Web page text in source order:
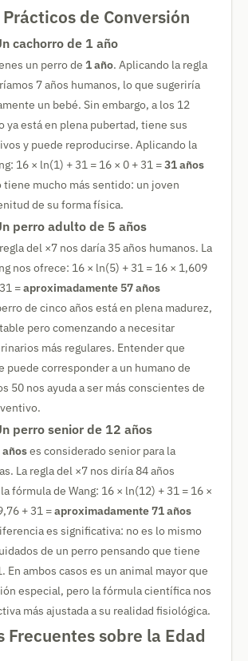
de Conversión
cachorro de 1 año
un perro de 1 año. Aplicando la regla
7 años humanos, lo que sugeriría
un bebé. Sin embargo, a los 12
ya está en plena pubertad, tiene sus
y puede reproducirse. Aplicando la
16 × ln(1) + 31 = 16 × 0 + 31 =31 años
tiene mucho más sentido: un joven
de su forma física.
perro adulto de 5 años
del ×7 nos daría 35 años humanos. La
nos ofrece: 16 × ln(5) + 31 = 16 × 1,609
=aproximadamente 57 años
de cinco años está en plena madurez,
pero comenzando a necesitar
más regulares. Entender que
puede corresponder a un humano de
50 nos ayuda a ser más conscientes de
perro senior de 12 años
añoses considerado senior para la
La regla del ×7 nos diría 84 años
fórmula de Wang: 16 × ln(12) + 31 = 16 ×
+ 31 =aproximadamente 71 años
es significativa: no es lo mismo
de un perro pensando que tiene
En ambos casos es un animal mayor que
especial, pero la fórmula científica nos
más ajustada a su realidad fisiológica.
Frecuentes sobre la Edad